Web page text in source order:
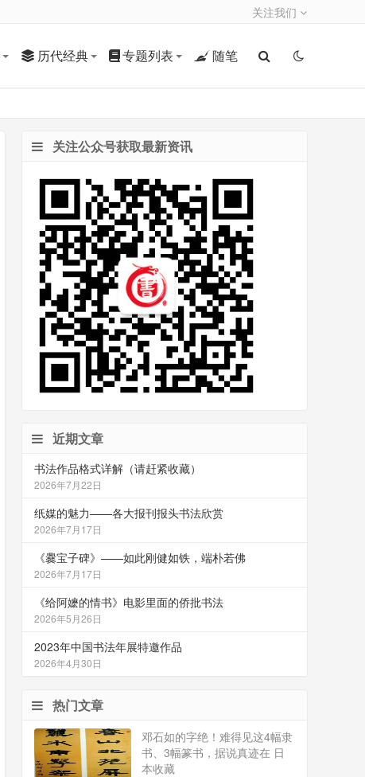
关注我们
历代经典 专题列表 随笔
关注公众号获取最新资讯
近期文章
书法作品格式详解（请赶紧收藏）
2026年7月22日
纸媒的魅力——各大报刊报头书法欣赏
2026年7月17日
《爨宝子碑》——如此刚健如铁，端朴若佛
2026年7月17日
《给阿嬷的情书》电影里面的侨批书法
2026年5月26日
2023年中国书法年展特邀作品
2026年4月30日
热门文章
邓石如的字绝！难得见这4幅隶
书、3幅篆书，据说真迹在 日
本收藏